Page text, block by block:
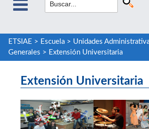
ETSIAE > Escuela> Unidades
Generales > Extensión Universitaria
Extensión Universitaria